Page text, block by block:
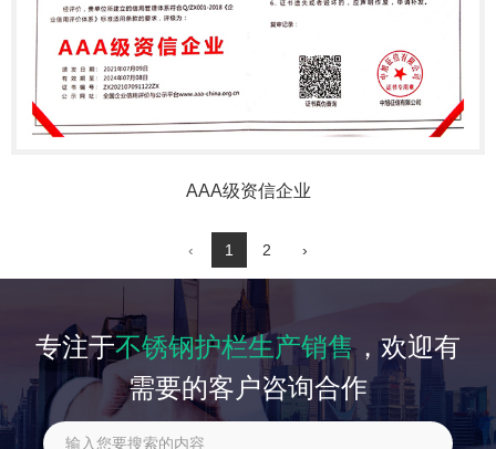
AAA级资信企业
‹ 1 2 ›
专注于不锈钢护栏生产销售，欢迎有
需要的客户咨询合作